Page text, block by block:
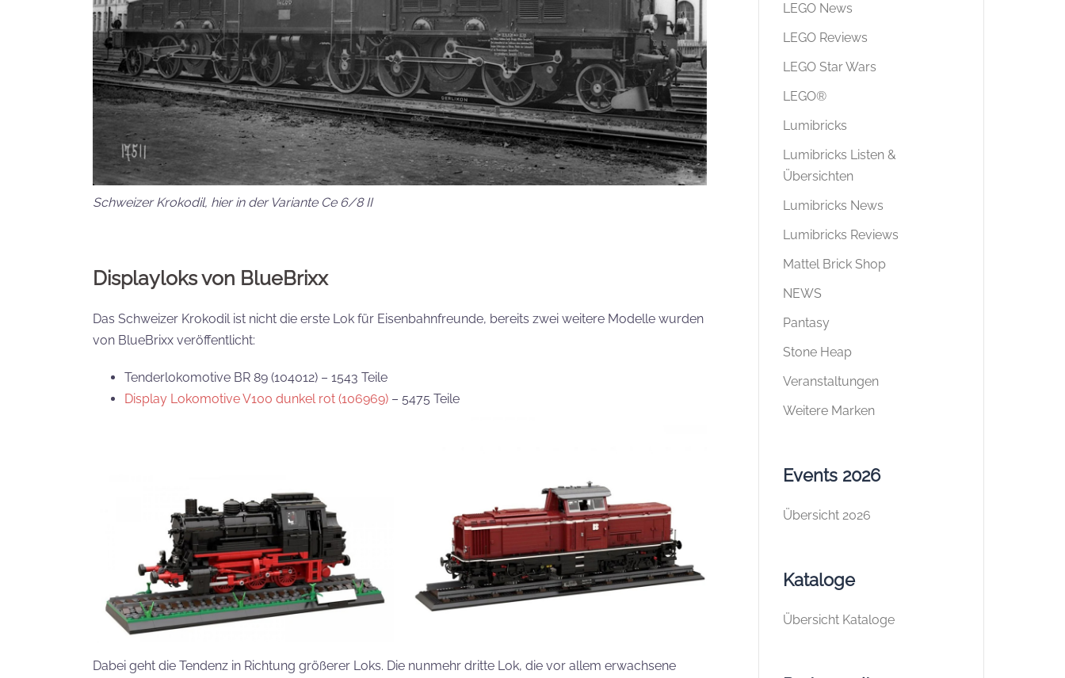
Schweizer Krokodil, hier in der Variante Ce 6/8 II
Displayloks von BlueBrixx
Das Schweizer Krokodil ist nicht die erste Lok für Eisenbahnfreunde, bereits zwei weitere Modelle wurden
von BlueBrixx veröffentlicht:
Tenderlokomotive BR 89 (104012) – 1543 Teile
Display Lokomotive V100 dunkel rot (106969) – 5475 Teile
Dabei geht die Tendenz in Richtung größerer Loks. Die nunmehr dritte Lok, die vor allem erwachsene
LEGO News
LEGO Reviews
LEGO Star Wars
LEGO®
Lumibricks
Lumibricks Listen &
Übersichten
Lumibricks News
Lumibricks Reviews
Mattel Brick Shop
NEWS
Pantasy
Stone Heap
Veranstaltungen
Weitere Marken
Events 2026
Übersicht 2026
Kataloge
Übersicht Kataloge